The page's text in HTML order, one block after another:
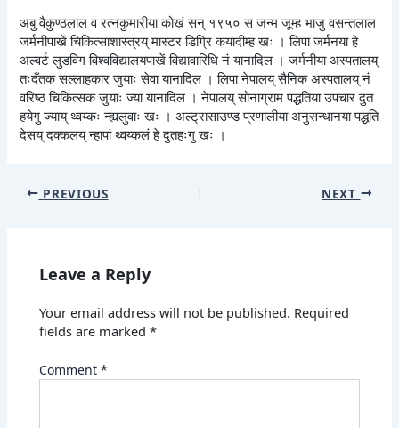
अबु वैकुण्ठलाल व रत्नकुमारीया कोखं सन् १९५० स जन्म जूम्ह भाजु वसन्तलाल
जर्मनीपाखें चिकित्साशास्त्रय् मास्टर डिग्रि कयादीम्ह खः । लिपा जर्मनया हे
अल्वर्ट लुडविग विश्वविद्यालयपाखें विद्यावारिधि नं यानादिल । जर्मनीया अस्पतालय्
तःदँतक सल्लाहकार जुयाः सेवा यानादिल । लिपा नेपालय् सैनिक अस्पतालय् नं
वरिष्ठ चिकित्सक जुयाः ज्या यानादिल । नेपालय् सोनाग्राम पद्धतिया उपचार दुत
हयेगु ज्याय् थ्वय्कः न्ह्यलुवाः खः । अल्ट्रासाउण्ड प्रणालीया अनुसन्धानया पद्धति
देसय् दक्कलय् न्हापां थ्वय्कलं हे दुतहःगु खः ।
PREVIOUS NEXT
Leave a Reply
Your email address will not be published. Required
fields are marked*
Comment*